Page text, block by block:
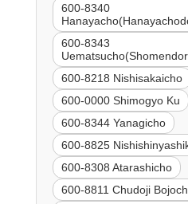
600-8340
600-8343
600-8218 Nishisakaicho
600-0000 Shimogyo Ku
600-8344 Yanagicho
600-8825
600-8308 Atarashicho
600-8811 Chudoji